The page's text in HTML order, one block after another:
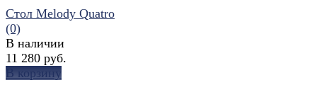
Стол Melody Quatro
(0)
В наличии
11 280 руб.
В корзину